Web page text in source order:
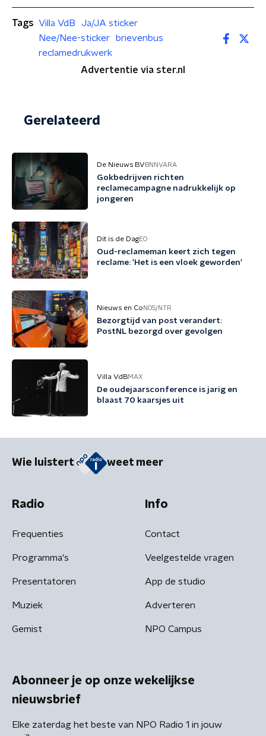
Tags Villa VdB
Ja/JA sticker
Nee/Nee-sticker
brievenbus
reclamedrukwerk
Advertentie via ster.nl
Gerelateerd
De Nieuws BV BNNVARA
Gokbedrijven richten
reclamecampagne nadrukkelijk op
jongeren
Dit is de DagEO
Oud-reclameman keert zich tegen
reclame: 'Het is een vloek geworden'
Nieuws en Co NOS/NTR
Bezorgtijd van post verandert:
PostNL bezorgd over gevolgen
Villa VdBMAX
De oudejaarsconference is jarig en
blaast 70 kaarsjes uit
Wie luistert weet meer
Radio
Frequenties
Programma's
Presentatoren
Muziek
Gemist
Info
Contact
Veelgestelde vragen
App de studio
Adverteren
NPO Campus
Abonneer je op onze wekelijkse
nieuwsbrief
Elke zaterdag het beste van NPO Radio 1 in jouw